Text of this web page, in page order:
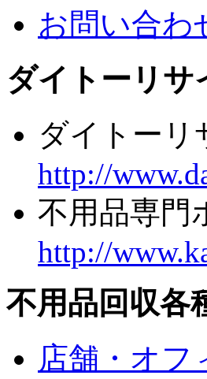
お問い合わ
ダイトーリサ
ダイトー
http://
不用品専門
http://
不用品回収各
店舗・オフ